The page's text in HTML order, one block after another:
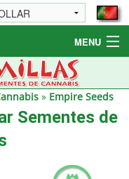
MENU
» Empire Seeds
Sementes de